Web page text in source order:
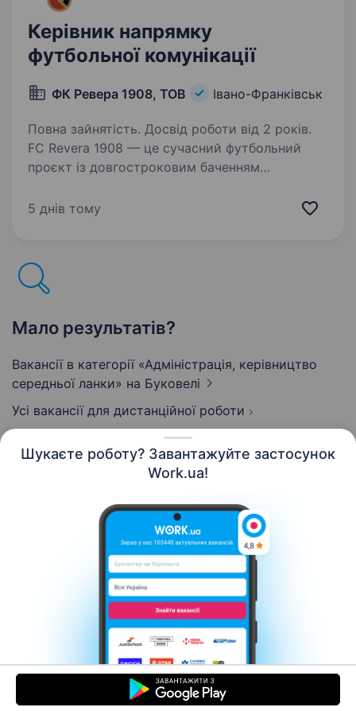
Шукаєте роботу? Завантажуйте застосунок
Work.ua!
Керівник напрямку
футбольної комунікації
ФК Ревера 1908, ТОВ Івано-Франківськ
Повна зайнятість. Досвід роботи від 2 років.
FC Revera 1908 — це сучасний футбольний
проєкт із довгостроковим баченням
стабільний клуб нового типу. Ми розвиваємо:
5 днів тому
Мало результатів?
Вакансії в категорії «Адмiнiстрацiя, керівництво
середньої ланки» на Буковелі
Усі вакансії для дистанційної роботи
Контакти Про нас
Кар’єра
Допомога Умови використання